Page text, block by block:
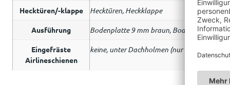
Hecktüren/-klappe Hecktüren, Heckklappe
Ausführung Bodenplatte 9 mm braun, Bodenplatte 9
Eingefräste
Airlineschienen
keine, unter Dachholmen (nur 12mm